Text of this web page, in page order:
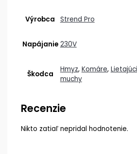
Výrobca Strend Pro
Napájanie 230V
Škodca Hmyz, Komáre,
muchy
Recenzie
Nikto zatiaľ nepridal hodnotenie.